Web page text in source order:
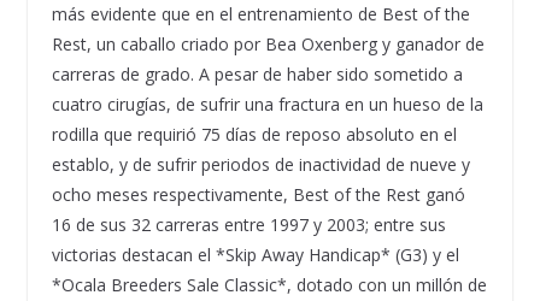
más evidente que en el entrenamiento de Best of the
Rest, un caballo criado por Bea Oxenberg y ganador de
carreras de grado. A pesar de haber sido sometido a
cuatro cirugías, de sufrir una fractura en un hueso de la
rodilla que requirió 75 días de reposo absoluto en el
establo, y de sufrir periodos de inactividad de nueve y
ocho meses respectivamente, Best of the Rest ganó
16 de sus 32 carreras entre 1997 y 2003; entre sus
victorias destacan el *Skip Away Handicap* (G3) y el
*Ocala Breeders Sale Classic*, dotado con un millón de